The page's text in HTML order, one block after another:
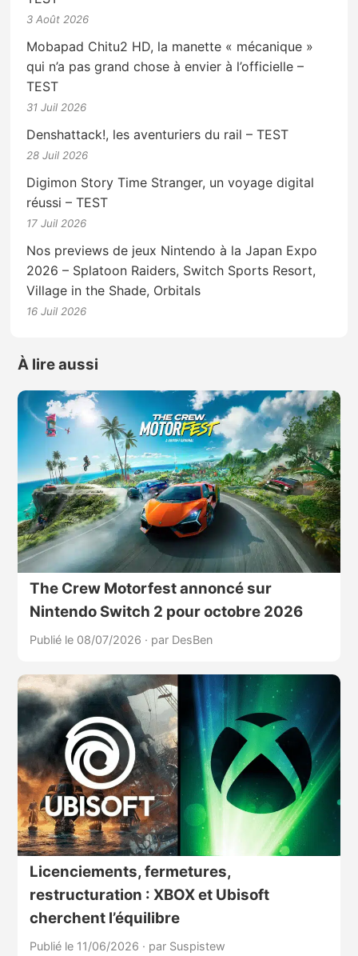
3 Août 2026
Mobapad Chitu2 HD, la manette « mécanique »
qui n’a pas grand chose à envier à l’officielle –
TEST
31 Juil 2026
Denshattack!, les aventuriers du rail – TEST
28 Juil 2026
Digimon Story Time Stranger, un voyage digital
réussi – TEST
17 Juil 2026
Nos previews de jeux Nintendo à la Japan Expo
2026 – Splatoon Raiders, Switch Sports Resort,
Village in the Shade, Orbitals
16 Juil 2026
À lire aussi
The Crew Motorfest annoncé sur
Nintendo Switch 2 pour octobre 2026
Publié le 08/07/2026 · par DesBen
Licenciements, fermetures,
restructuration : XBOX et Ubisoft
cherchent l’équilibre
Publié le 11/06/2026 · par Suspistew